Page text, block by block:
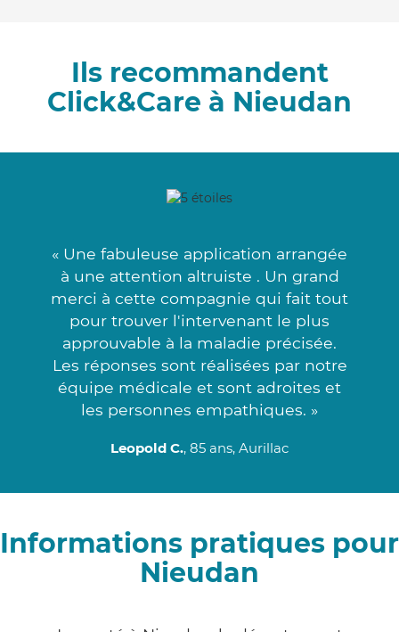
Ils recommandent
Click&Care à Nieudan
« Une fabuleuse application arrangée
à une attention altruiste . Un grand
merci à cette compagnie qui fait tout
pour trouver l'intervenant le plus
approuvable à la maladie précisée.
Les réponses sont réalisées par notre
équipe médicale et sont adroites et
les personnes empathiques. »
Leopold C., 85 ans, Aurillac
Informations pratiques pour
Nieudan